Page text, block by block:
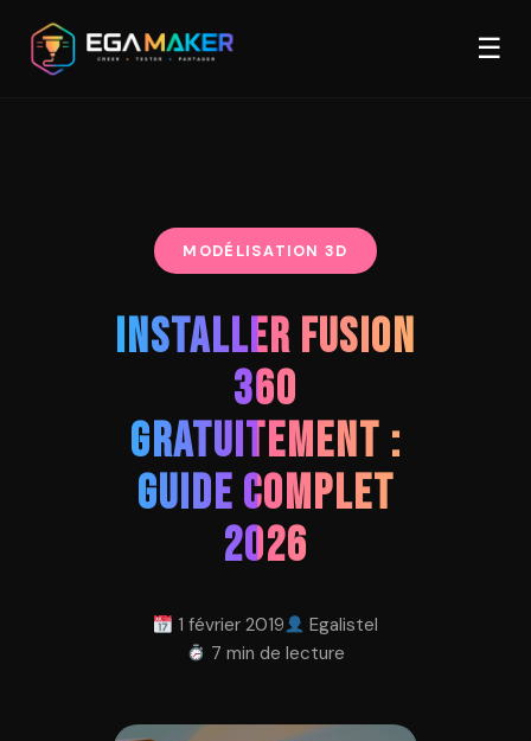
contenu
☰
MODÉLISATION 3D
INSTALLER FUSION
360
GRATUITEMENT :
GUIDE COMPLET
2026
1 février 2019
Egalistel
7 min de lecture